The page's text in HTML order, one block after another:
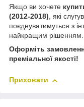
Якщо ви хочете
(2012-2018), які
поєднуватимуться з
найкращим рішенням.
Оформіть
преміальної якості!
Приховати